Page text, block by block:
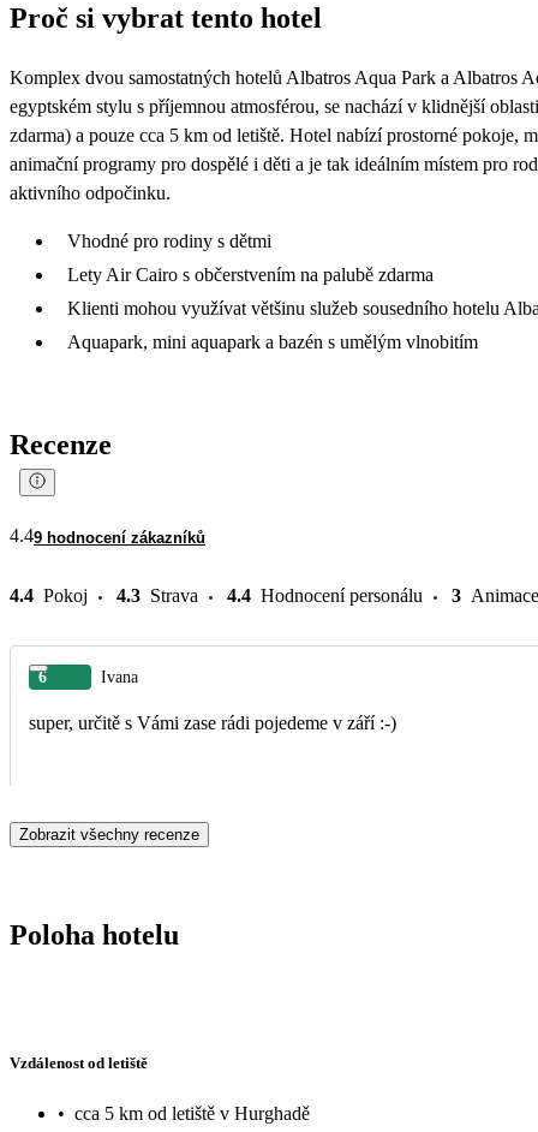
Proč si vybrat tento hotel
Komplex dvou samostatných hotelů Albatros Aqua Park a Albatros
egyptském stylu s příjemnou atmosférou, se nachází v klidnější
zdarma) a pouze cca 5 km od letiště. Hotel nabízí prostorné pokoje,
animační programy pro dospělé i děti a je tak ideálním místem pro
aktivního odpočinku.
Vhodné pro rodiny s dětmi
Lety Air Cairo s občerstvením na palubě zdarma
Klienti mohou využívat většinu služeb sousedního hotelu
Aquapark, mini aquapark a bazén s umělým vlnobitím
Recenze
4.49 hodnocení zákazníků
4.4 Pokoj 4.3 Strava 4.4 Hodnocení personálu 3 Animace
6 Ivana
super, určitě s Vámi zase rádi pojedeme v září :-)
Zobrazit všechny recenze
Poloha hotelu
Vzdálenost od letiště
• cca 5 km od letiště v Hurghadě